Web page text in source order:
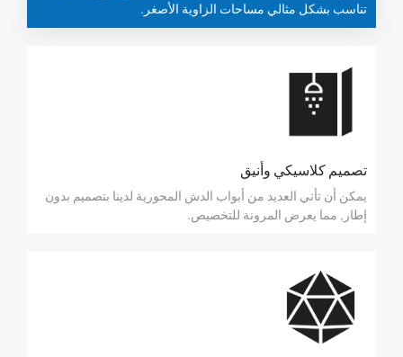
تناسب بشكل مثالي مساحات الزاوية الأصغر.
تصميم كلاسيكي وأنيق
يمكن أن تأتي العديد من أبواب الدش المحورية لدينا بتصميم بدون
إطار, مما يعرض المرونة للتخصيص.